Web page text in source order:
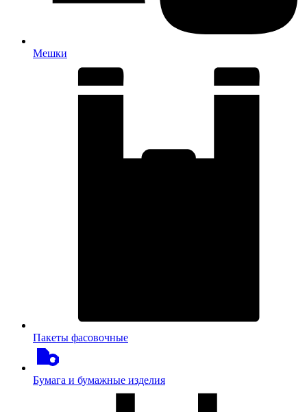
Мешки
Пакеты фасовочные
Бумага и бумажные изделия